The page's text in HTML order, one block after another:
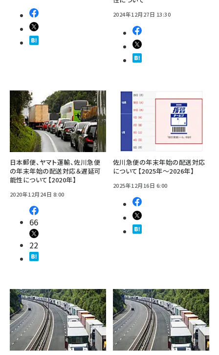
2024年12月27日 13:30
日本郵便、ヤマト運輸、佐川急便
の年末年始の配送対応＆遅延可
能性について【2020年】
2020年12月24日 8:00
66
22
佐川急便の年末年始の配送対応
について【2025年～2026年】
2025年12月16日 6:00